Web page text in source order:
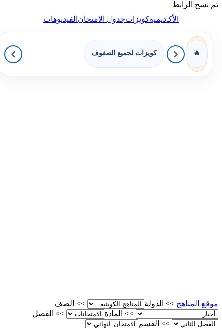
الرابط
الأكاديميةكويزاتجدول الامتحانالفيديوهات
كويزات لجميع الصفوف
>> الدولة >>
الصف
المادة >> الفصل
>> القسم